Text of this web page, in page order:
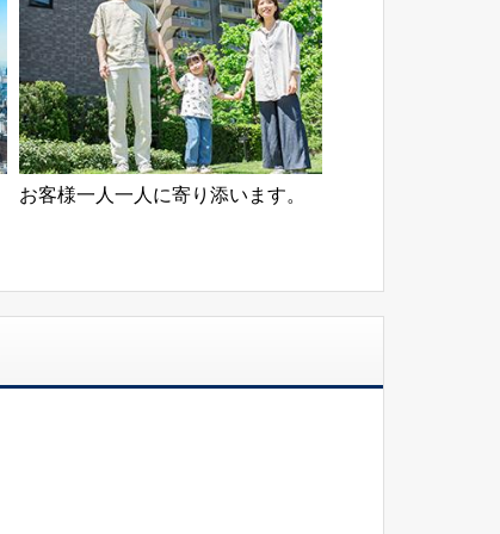
お客様一人一人に寄り添います。